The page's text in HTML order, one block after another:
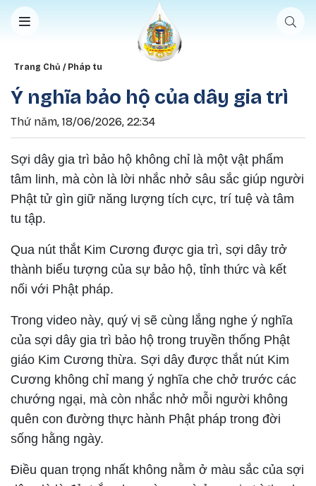
Nhảy đến nội dung
Breadcrumb
Trang Chủ Pháp tu
Ý nghĩa bảo hộ của dây gia trì
Thứ năm, 18/06/2026, 22:34
Sợi dây gia trì bảo hộ không chỉ là một vật phẩm
tâm linh, mà còn là lời nhắc nhở sâu sắc giúp người
Phật tử gìn giữ năng lượng tích cực, trí tuệ và tâm
tu tập.
Qua nút thắt Kim Cương được gia trì, sợi dây trở
thành biểu tượng của sự bảo hộ, tỉnh thức và kết
nối với Phật pháp.
Trong video này, quý vị sẽ cùng lắng nghe ý nghĩa
của sợi dây gia trì bảo hộ trong truyền thống Phật
giáo Kim Cương thừa. Sợi dây được thắt nút Kim
Cương không chỉ mang ý nghĩa che chở trước các
chướng ngại, mà còn nhắc nhở mỗi người không
quên con đường thực hành Phật pháp trong đời
sống hằng ngày.
Điều quan trọng nhất không nằm ở màu sắc của sợi